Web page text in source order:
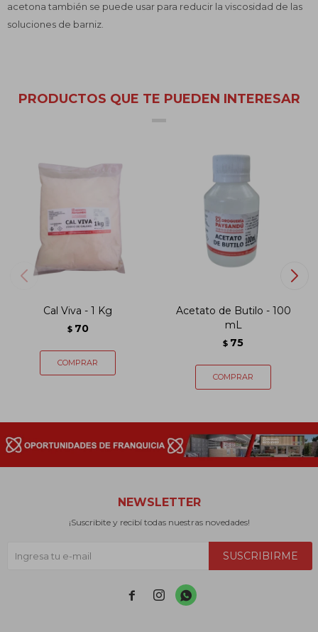
acetona también se puede usar para reducir la viscosidad de las
soluciones de barniz.
PRODUCTOS QUE TE PUEDEN INTERESAR
Cal Viva - 1 Kg
$ 70
Acetato de Butilo - 100
mL
$ 75
NEWSLETTER
¡Suscribite y recibí todas nuestras novedades!
SUSCRIBIRME
  